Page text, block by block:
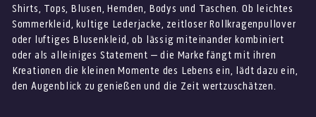
Shirts, Tops, Blusen, Hemden, Bodys und Taschen. Ob leichtes
Sommerkleid, kultige Lederjacke, zeitloser Rollkragenpullover
oder luftiges Blusenkleid, ob lässig miteinander kombiniert
oder als alleiniges Statement – die Marke fängt mit ihren
Kreationen die kleinen Momente des Lebens ein, lädt dazu ein,
den Augenblick zu genießen und die Zeit wertzuschätzen.